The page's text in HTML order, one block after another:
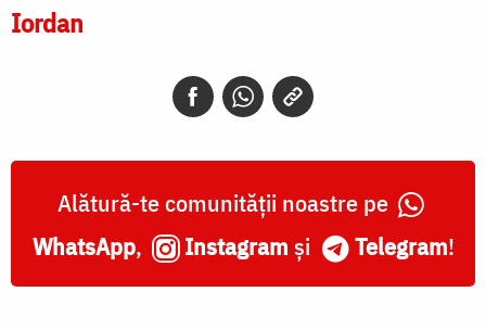
Iordan
Alătură-te comunității noastre pe
WhatsApp, Instagram și Telegram!